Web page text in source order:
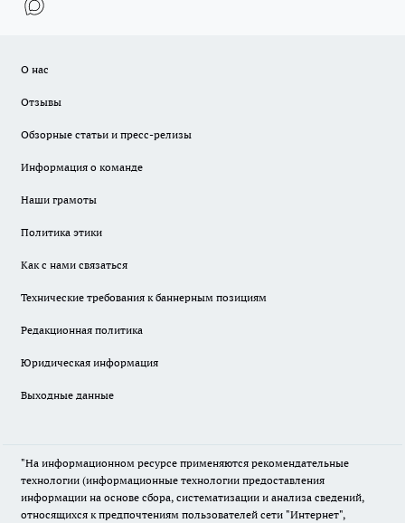
О нас
Отзывы
Обзорные статьи и пресс-релизы
Информация о команде
Наши грамоты
Политика этики
Как с нами связаться
Технические требования к баннерным позициям
Редакционная политика
Юридическая информация
Выходные данные
"На информационном ресурсе применяются рекомендательные
технологии (информационные технологии предоставления
информации на основе сбора, систематизации и анализа сведений,
относящихся к предпочтениям пользователей сети "Интернет",